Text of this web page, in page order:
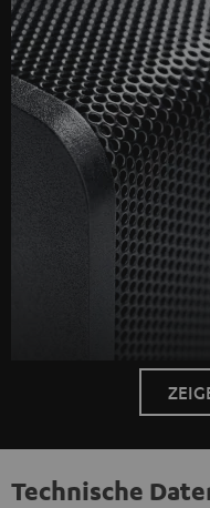
Technische